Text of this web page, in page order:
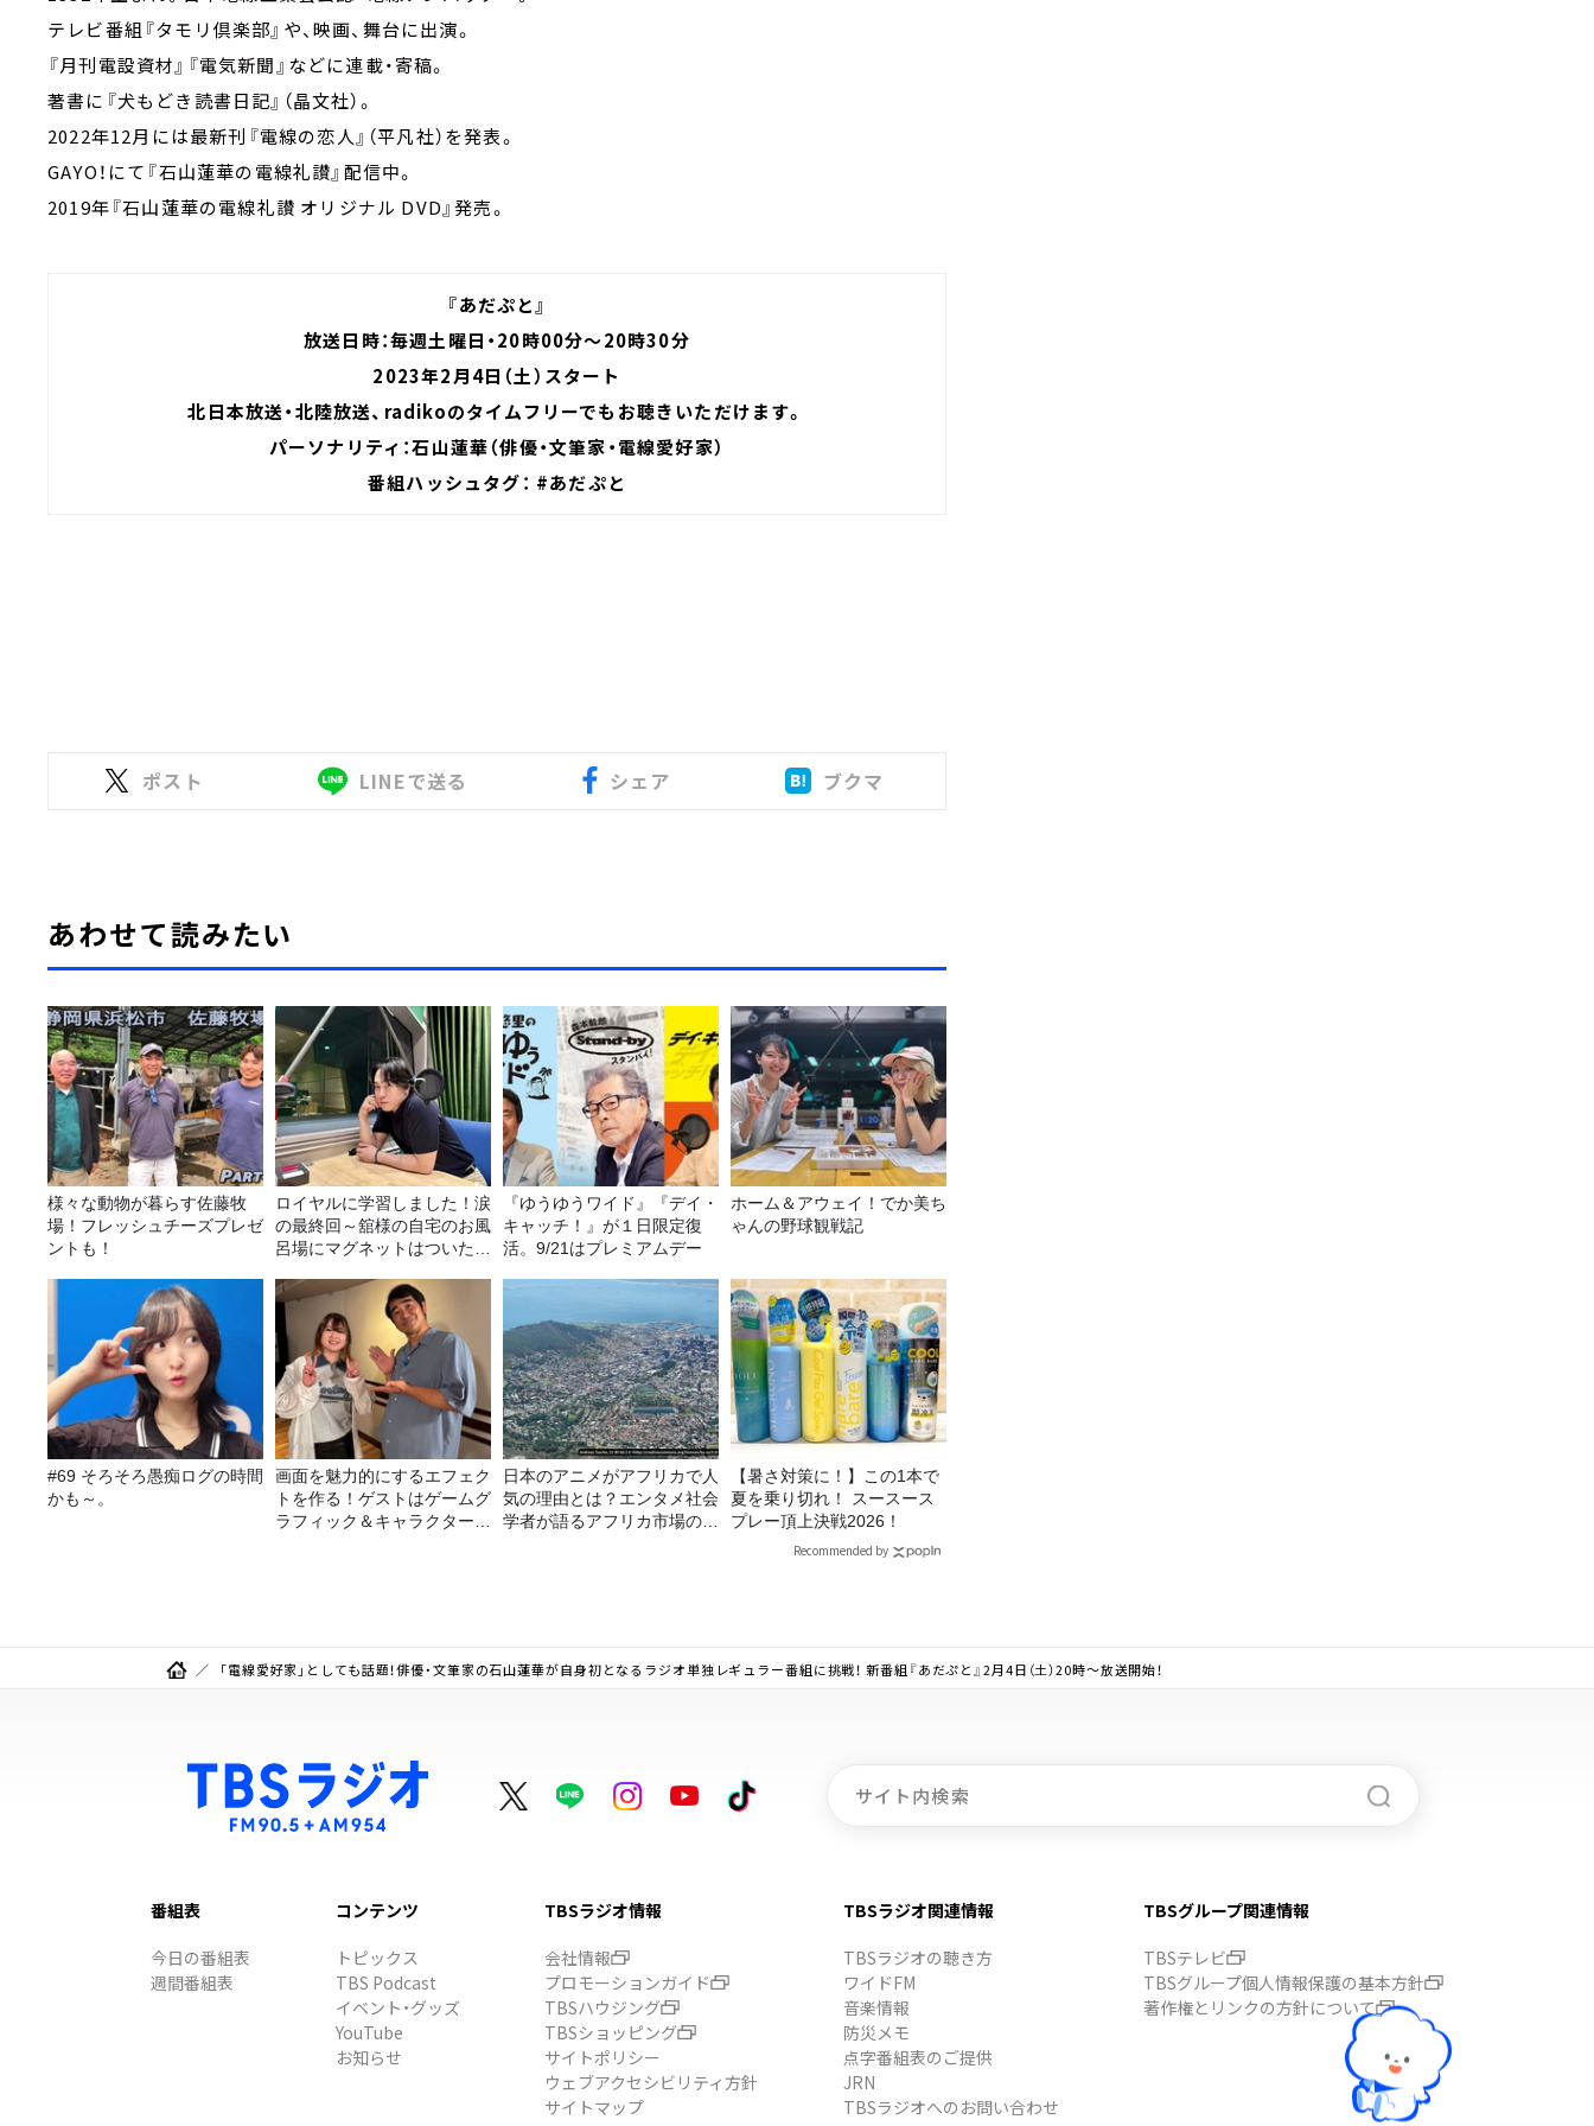
テレビ番組『タモリ倶楽部』や、映画、舞台に出演。
『月刊電設資材』『電気新聞』などに連載・寄稿。
著書に『犬もどき読書日記』（晶文社）。
2022年12月には最新刊『電線の恋人』（平凡社）を発表。
GAYO！にて『石山蓮華の電線礼讃』配信中。
2019年『石山蓮華の電線礼讃 オリジナル DVD』発売。
『あだぷと』
放送日時：毎週土曜日・20時00分～20時30分
2023年2月4日（土）スタート
北日本放送・北陸放送、radikoのタイムフリーでもお聴きいただけます。
パーソナリティ：石山蓮華（俳優・文筆家・電線愛好家）
番組ハッシュタグ： #あだぷと
ポスト LINEで送る シェア ブクマ
あわせて読みたい
様々な動物が暮らす佐藤牧
場！フレッシュチーズプレゼ
ントも！
ロイヤルに学習しました！涙
の最終回～舘様の自宅のお風
呂場にマグネットはついたの
『ゆうゆうワイド』『デイ・
キャッチ！』が１日限定復
活。9/21はプレミアムデー
ホーム＆アウェイ！でか美ち
ゃんの野球観戦記
#69 そろそろ愚痴ログの時間
かも～。
画面を魅力的にするエフェク
トを作る！ゲストはゲームグ
ラフィック＆キャラクター専
日本のアニメがアフリカで人
気の理由とは？エンタメ社会
学者が語るアフリカ市場のリ
【暑さ対策に！】この1本で
夏を乗り切れ！ スースース
プレー頂上決戦2026！
Recommended by
「電線愛好家」としても話題！俳優・文筆家の石山蓮華が自身初となるラジオ単独レギュラー番組に挑戦！ 新番組『あだぷと』2月4日（土）20時～放送開始！
番組表
今日の番組表
週間番組表
コンテンツ
トピックス
TBS Podcast
イベント・グッズ
YouTube
お知らせ
TBSラジオ情報
会社情報
プロモーションガイド
TBSハウジング
TBSショッピング
サイトポリシー
ウェブアクセシビリティ方針
サイトマップ
TBSラジオ関連情報
TBSラジオの聴き方
ワイドFM
音楽情報
防災メモ
点字番組表のご提供
JRN
TBSラジオへのお問い合わせ
TBSグループ関連情報
TBSテレビ
TBSグループ個人情報保護の基本方針
著作権とリンクの方針について